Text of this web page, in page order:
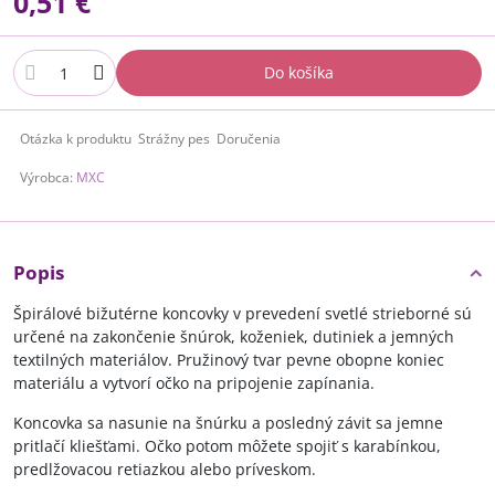
Do košíka
Otázka k produktu Strážny pes Doručenia
Výrobca: MXC
Popis
Špirálové bižutérne koncovky v prevedení svetlé strieborné sú
určené na zakončenie šnúrok, koženiek, dutiniek a jemných
textilných materiálov. Pružinový tvar pevne obopne koniec
materiálu a vytvorí očko na pripojenie zapínania.
Koncovka sa nasunie na šnúrku a posledný závit sa jemne
pritlačí kliešťami. Očko potom môžete spojiť s karabínkou,
predlžovacou retiazkou alebo príveskom.